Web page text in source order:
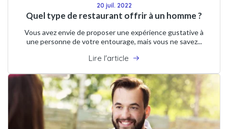
20 juil. 2022
Quel type de restaurant offrir à un homme ?
Vous avez envie de proposer une expérience gustative à
une personne de votre entourage, mais vous ne savez...
Lire l'article